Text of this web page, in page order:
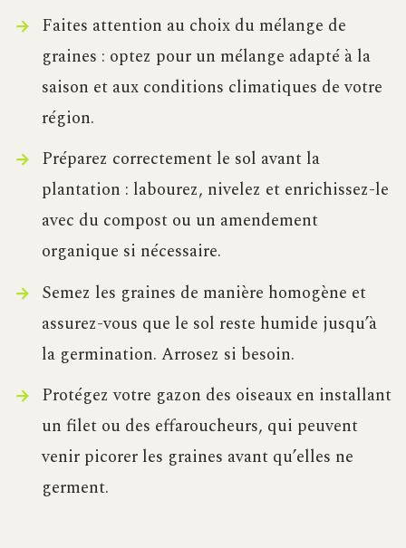
Faites attention au choix du mélange de
graines : optez pour un mélange adapté à la
saison et aux conditions climatiques de votre
région.
Préparez correctement le sol avant la
plantation : labourez, nivelez et enrichissez-le
avec du compost ou un amendement
organique si nécessaire.
Semez les graines de manière homogène et
assurez-vous que le sol reste humide jusqu’à
la germination. Arrosez si besoin.
Protégez votre gazon des oiseaux en installant
un filet ou des effaroucheurs, qui peuvent
venir picorer les graines avant qu’elles ne
germent.